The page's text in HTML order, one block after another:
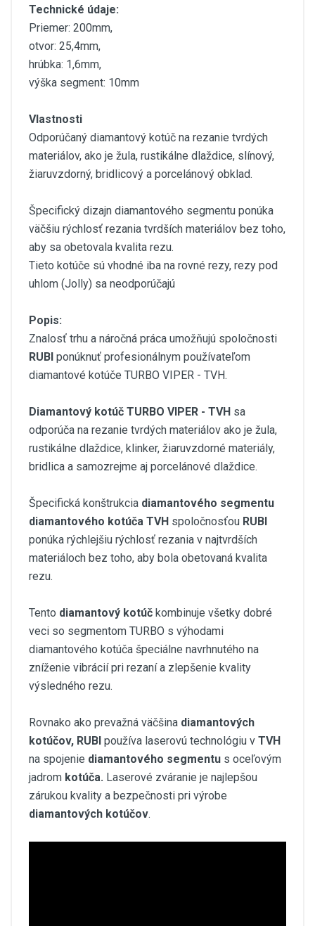
Technické údaje:
Priemer: 200mm,
otvor: 25,4mm,
hrúbka: 1,6mm,
výška segment: 10mm
Vlastnosti
Odporúčaný diamantový kotúč na rezanie tvrdých
materiálov, ako je žula, rustikálne dlaždice, slínový,
žiaruvzdorný, bridlicový a porcelánový obklad.
Špecifický dizajn diamantového segmentu ponúka
väčšiu rýchlosť rezania tvrdších materiálov bez toho,
aby sa obetovala kvalita rezu.
Tieto kotúče sú vhodné iba na rovné rezy, rezy pod
uhlom (Jolly) sa neodporúčajú
Popis:
Znalosť trhu a náročná práca umožňujú spoločnosti
RUBI ponúknuť profesionálnym používateľom
diamantové kotúče TURBO VIPER - TVH.
Diamantový kotúč TURBO VIPER - TVH sa
odporúča na rezanie tvrdých materiálov ako je žula,
rustikálne dlaždice, klinker, žiaruvzdorné materiály,
bridlica a samozrejme aj porcelánové dlaždice.
Špecifická konštrukcia diamantového segmentu
diamantového kotúča TVH spoločnosťou RUBI
ponúka rýchlejšiu rýchlosť rezania v najtvrdších
materiáloch bez toho, aby bola obetovaná kvalita
rezu.
Tento diamantový kotúč kombinuje všetky dobré
veci so segmentom TURBO s výhodami
diamantového kotúča špeciálne navrhnutého na
zníženie vibrácií pri rezaní a zlepšenie kvality
výsledného rezu.
Rovnako ako prevažná väčšina diamantových
kotúčov, RUBI používa laserovú technológiu v TVH
na spojenie diamantového segmentu s oceľovým
jadrom kotúča. Laserové zváranie je najlepšou
zárukou kvality a bezpečnosti pri výrobe
diamantových kotúčov.